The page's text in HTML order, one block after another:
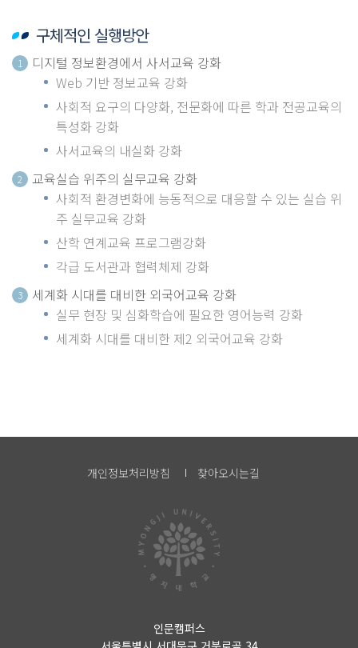
구체적인 실행방안
1
디지털 정보환경에서 사서교육 강화
Web 기반 정보교육 강화
사회적 요구의 다양화, 전문화에 따른 학과 전공교육의
특성화 강화
사서교육의 내실화 강화
2
교육실습 위주의 실무교육 강화
사회적 환경변화에 능동적으로 대응할 수 있는 실습 위
주 실무교육 강화
산학 연계교육 프로그램강화
각급 도서관과 협력체제 강화
3
세계화 시대를 대비한 외국어교육 강화
실무 현장 및 심화학습에 필요한 영어능력 강화
세계화 시대를 대비한 제2 외국어교육 강화
개인정보처리방침 찾아오시는길
인문캠퍼스